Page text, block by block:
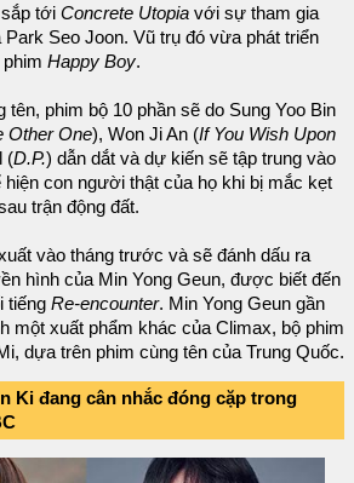
tới Concrete Utopia với sự tham gia
Seo Joon. Vũ trụ đó vừa phát triển
Happy Boy.
tên, phim bộ 10 phần sẽ do Sung Yoo Bin
Other One), Won Ji An (If You Wish Upon
(D.P.) dẫn dắt và dự kiến sẽ tập trung vào
hiện con người thật của họ khi bị mắc kẹt
trận động đất.
vào tháng trước và sẽ đánh dấu ra
hình của Min Yong Geun, được biết đến
tiếng Re-encounter. Min Yong Geun gần
một xuất phẩm khác của Climax, bộ phim
dựa trên phim cùng tên của Trung Quốc.
Ki đang cân nhắc đóng cặp trong